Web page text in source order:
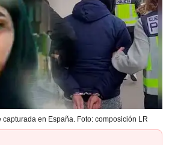
en España. Foto: composición LR